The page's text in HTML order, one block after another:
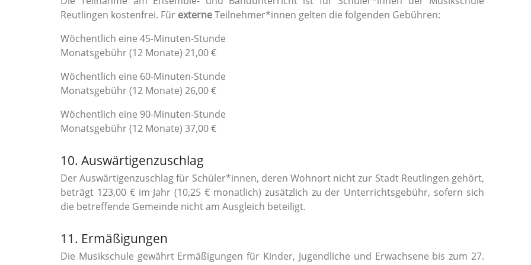
Reutlingen kostenfrei. Für externeTeilnehmer*innen gelten die folgenden Gebühren:
Wöchentlich eine 45-Minuten-Stunde
Monatsgebühr (12 Monate) 21,00 €
Wöchentlich eine 60-Minuten-Stunde
Monatsgebühr (12 Monate) 26,00 €
Wöchentlich eine 90-Minuten-Stunde
Monatsgebühr (12 Monate) 37,00 €
10. Auswärtigenzuschlag
Der Auswärtigenzuschlag für Schüler*innen, deren Wohnort nicht zur Stadt Reutlingen gehört,
beträgt 123,00 € im Jahr (10,25 € monatlich) zusätzlich zu der Unterrichtsgebühr, sofern sich
die betreffende Gemeinde nicht am Ausgleich beteiligt.
11. Ermäßigungen
Die Musikschule gewährt Ermäßigungen für Kinder, Jugendliche und Erwachsene bis zum 27.